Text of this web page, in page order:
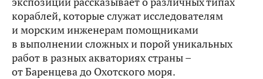
кораблей, которые служат исследователям
и морским инженерам помощниками
в выполнении сложных и порой уникальных
работ в разных акваториях страны –
от Баренцева до Охотского моря.